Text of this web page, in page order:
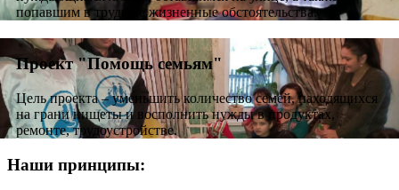
попавшим в трудные жизненные обстоятельства.
Проект "Помощь семьям"
Цель проекта – уменьшить количество семей, находящихся
на грани нищеты и восполнить нужды в продуктах,
ремонте, трудоустройстве.
Наши принципы: